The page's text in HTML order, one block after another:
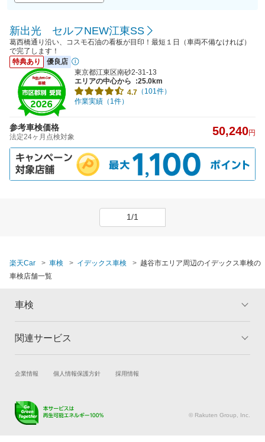
新出光 セルフNEW江東SS
葛西橋通り沿い、コスモ石油の看板が目印！最短１日（車両不備なければ）
で完了します！
特典あり
優良店
東京都江東区南砂2-31-13
エリアの中心から
:25.0km
4.7 （101件）
作業実績（1件）
参考車検価格
法定24ヶ月点検対象 50,240円
1/1
楽天Car 車検 イデックス車検
越谷市エリア周辺のイデックス車検の
車検店舗一覧
車検
トップ
車検の基礎知識 キャンペーン一覧
関連サービス
試乗・商談 新車購入
キズ修理予約
メンテナンス管理
企業情報 個人情報保護方針 採用情報
© Rakuten Group, Inc.